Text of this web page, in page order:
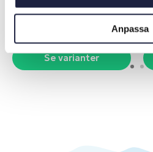
Anpassa
Se varianter